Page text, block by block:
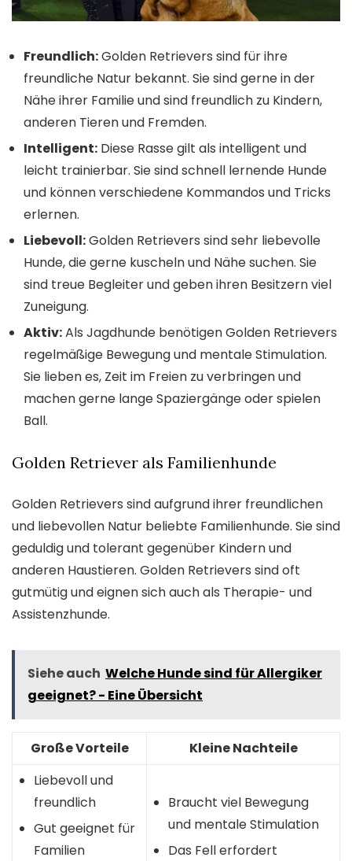
Freundlich:Golden Retrievers sind für ihre
freundliche Natur bekannt. Sie sind gerne in der
Nähe ihrer Familie und sind freundlich zu Kindern,
anderen Tieren und Fremden.
Intelligent: Diese Rasse gilt als intelligent und
leicht trainierbar. Sie sind schnell lernende Hunde
und können verschiedene Kommandos und Tricks
erlernen.
Liebevoll:Golden Retrievers sind sehr liebevolle
Hunde, die gerne kuscheln und Nähe suchen. Sie
sind treue Begleiter und geben ihren Besitzern viel
Zuneigung.
Aktiv:Als Jagdhunde benötigen Golden Retrievers
regelmäßige Bewegung und mentale Stimulation.
Sie lieben es, Zeit im Freien zu verbringen und
machen gerne lange Spaziergänge oder spielen
Ball.
Golden Retriever als Familienhunde
Golden Retrievers sind aufgrund ihrer freundlichen
und liebevollen Natur beliebte Familienhunde. Sie sind
geduldig und tolerant gegenüber Kindern und
anderen Haustieren. Golden Retrievers sind oft
gutmütig und eignen sich auch als Therapie- und
Assistenzhunde.
Siehe auch Welche Hunde sind für Allergiker
geeignet? - Eine Übersicht
Große Vorteile
Kleine Nachteile
Liebevoll und
freundlich
Gut geeignet für
Familien
Braucht viel Bewegung
und mentale Stimulation
Das Fell erfordert